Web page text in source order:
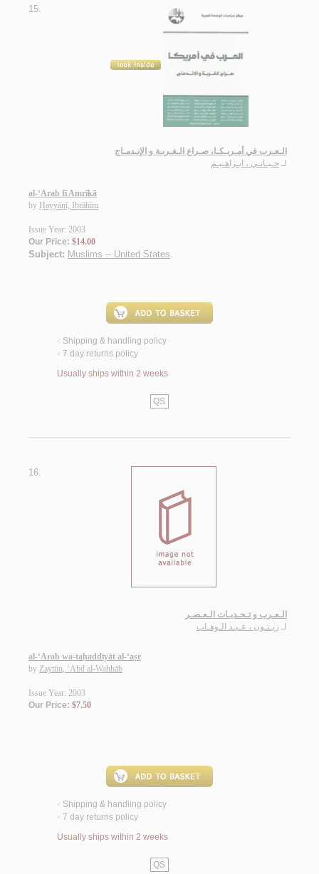
15.
الـعـرب في أمـريـكـا، صـراع الـغـربـة و الإنـدمـاج
لـ حـيـانـي ، ابـراهـيـم
al-‘Arab fī Amrīkā
by Ḥayyānī, Ibrāhīm
Issue Year: 2003
Our Price: $14.00
Subject: Muslims -- United States.
< Shipping & handling policy
< 7 day returns policy
Usually ships within 2 weeks
QS
16.
الـعـرب و تـحـديـات الـعـصـر
لـ زيـتـون ، عـبـد الـوهـاب
al-‘Arab wa-taḥaddīyāt al-‘aṣr
by Zaytūn, ‘Abd al-Wahhāb
Issue Year: 2003
Our Price: $7.50
< Shipping & handling policy
< 7 day returns policy
Usually ships within 2 weeks
QS